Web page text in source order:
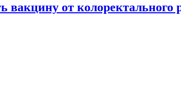
вакцину от колоректального